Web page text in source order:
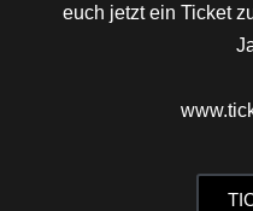
euch jetzt ein Ticket